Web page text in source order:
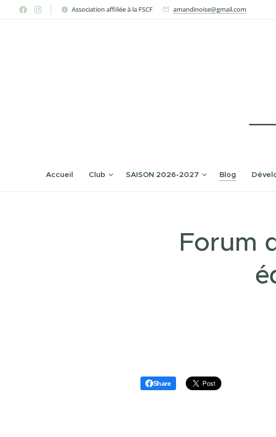
Association affiliée à la FSCF amandinoise@gmail.com
Accueil Club SAISON 2026-2027 Blog
Forum
Share